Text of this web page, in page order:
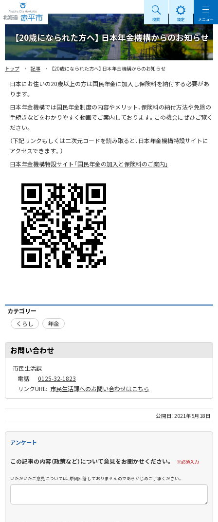
Akabira City Hokkaido 北海道 赤平市
検索 設定 メニュー
【20歳になられた方へ】 日本年金機構からのお知らせ
トップ › 記事 › 【20歳になられた方へ】 日本年金機構からのお知らせ
日本にお住いの20歳以上の方は国民年金に加入し保険料を納付する必要があ
ります。
日本年金機構では国民年金制度の内容やメリット、保険料の納付方法や免除の
手続きなどをわかりやすく動画でご案内しております。この機会にぜひご覧く
ださい。
（下記リンクもしくは二次元コードを読み取ると、日本年金機構特設サイトに
アクセスできます。）
日本年金機構特設サイト「国民年金の加入と保険料のご案内」
カテゴリー
くらし
年金
お問い合わせ
市民生活課
電話:
0125-32-1823
リンクURL: 市民生活課へのお問い合わせはこちら
公開日：2021年5月18日
アンケート
この記事の内容（政策など）について意見をお聞かせください。 ※必須入力
いただいたご意見については、原則回答しておりませんのであらかじめご了承ください。